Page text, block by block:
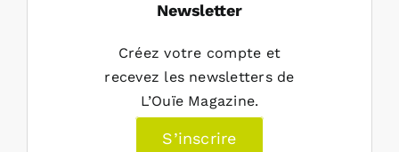
Newsletter
Créez votre compte et
recevez les newsletters de
L’Ouïe Magazine.
S’inscrire